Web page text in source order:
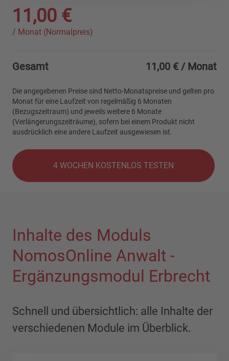
11,00 €
/ Monat (Normalpreis)
Gesamt 11,00 € / Monat
Die angegebenen Preise sind Netto-Monatspreise und gelten pro
Monat für eine Laufzeit von regelmäßig 6 Monaten
(Bezugszeitraum) und jeweils weitere 6 Monate
(Verlängerungszeiträume), sofern bei einem Produkt nicht
ausdrücklich eine andere Laufzeit ausgewiesen ist.
4 WOCHEN KOSTENLOS TESTEN
Inhalte des Moduls
NomosOnline Anwalt -
Ergänzungsmodul Erbrecht
Schnell und übersichtlich: alle Inhalte der
verschiedenen Module im Überblick.